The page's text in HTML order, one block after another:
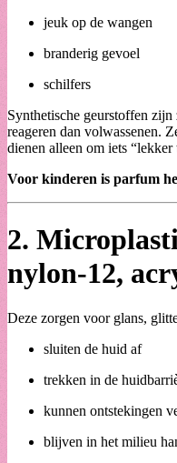
jeuk op de wangen
branderig gevoel
schilfers
Synthetische geurstoffen
reageren dan volwassenen.
dienen alleen om iets “lekker
Voor kinderen is parfum
2.
nylon-12,
Deze zorgen voor glans,
sluiten de huid af
trekken in de
kunnen ontstekingen
blijven in het milieu